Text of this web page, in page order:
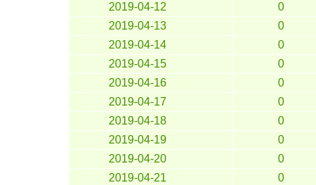
2019-04-12
0
2019-04-13
0
2019-04-14
0
2019-04-15
0
2019-04-16
0
2019-04-17
0
2019-04-18
0
2019-04-19
0
2019-04-20
0
2019-04-21
0